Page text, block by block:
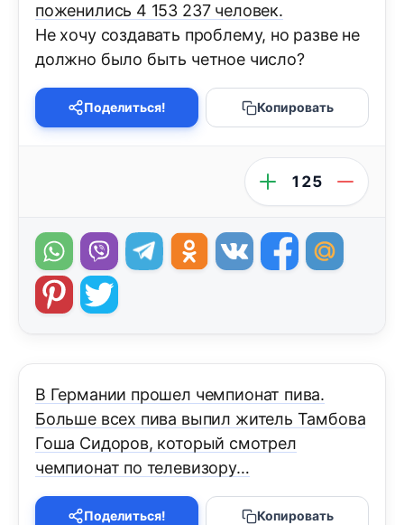
поженились 4 153 237 человек.
Не хочу создавать проблему, но разве не
должно было быть четное число?
Поделиться! Копировать
125
В Германии прошел чемпионат пива.
Больше всех пива выпил житель Тамбова
Гоша Сидоров, который смотрел
чемпионат по телевизору…
Поделиться! Копировать